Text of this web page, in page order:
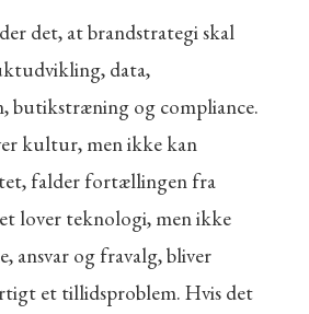
det, at brandstrategi skal
data,
butikstræning og compliance.
kultur, men ikke kan
falder fortællingen fra
lover teknologi, men ikke
ansvar og fravalg, bliver
et tillidsproblem. Hvis det